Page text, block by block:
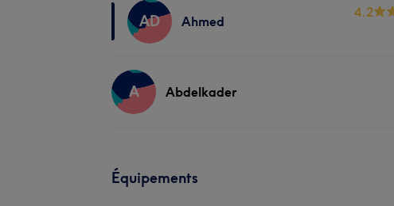
AD Ahmed
4.2
A Abdelkader
Équipements